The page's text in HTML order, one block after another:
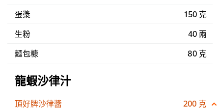
蛋漿
150 克
生粉
40 兩
麵包糠
80 克
龍蝦沙律汁
頂好牌沙律醬 200 克